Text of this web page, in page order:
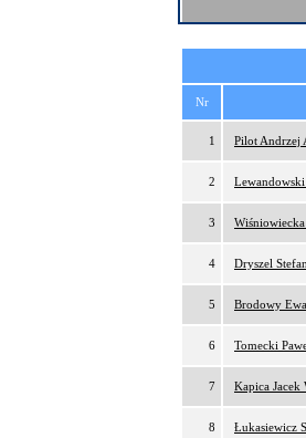
Nr
1 Pilot Andrzej
2
3
4 Dryszel Stefan
5 Brodowy
6 Tomecki
7 Kapica Jacek
8 Łukasiewicz